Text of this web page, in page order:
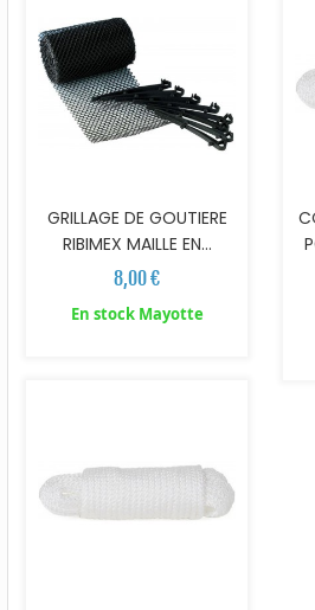
GRILLAGE DE GOUTIERE
RIBIMEX MAILLE EN...
8,00 €
En stock Mayotte